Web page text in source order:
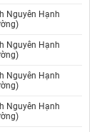
Nguyên Hạnh
Nguyên Hạnh
Nguyên Hạnh
Nguyên Hạnh